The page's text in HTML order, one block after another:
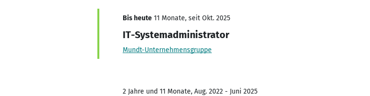
Bis heute 11 Monate, seit Okt. 2025
IT-Systemadministrator
Mundt-Unternehmensgruppe
2 Jahre und 11 Monate, Aug. 2022 - Juni 2025